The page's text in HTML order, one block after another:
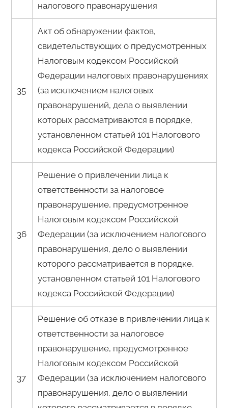
налогового правонарушения
35
Акт об обнаружении фактов,
свидетельствующих о предусмотренных
Налоговым кодексом Российской
Федерации налоговых правонарушениях
(за исключением налоговых
правонарушений, дела о выявлении
которых рассматриваются в порядке,
установленном статьей 101 Налогового
кодекса Российской Федерации)
36
Решение о привлечении лица к
ответственности за налоговое
правонарушение, предусмотренное
Налоговым кодексом Российской
Федерации (за исключением налогового
правонарушения, дело о выявлении
которого рассматривается в порядке,
установленном статьей 101 Налогового
кодекса Российской Федерации)
37
Решение об отказе в привлечении лица к
ответственности за налоговое
правонарушение, предусмотренное
Налоговым кодексом Российской
Федерации (за исключением налогового
правонарушения, дело о выявлении